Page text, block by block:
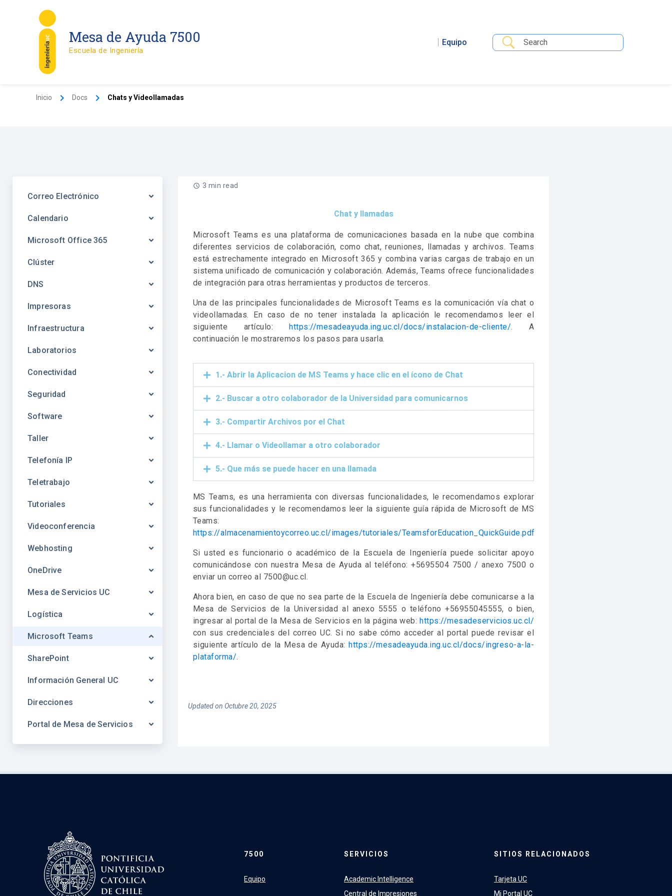
Mesa de Ayuda 7500
Escuela de Ingeniería
Equipo
Inicio Docs Chats y Videollamadas
Correo Electrónico
Calendario
Microsoft Office 365
Clúster
DNS
Impresoras
Infraestructura
Laboratorios
Conectividad
Seguridad
Software
Taller
Telefonía IP
Teletrabajo
Tutoriales
Videoconferencia
Webhosting
OneDrive
Mesa de Servicios UC
Logística
Microsoft Teams
SharePoint
Información General UC
Direcciones
Portal de Mesa de Servicios
3 min read
Chat y llamadas
Microsoft Teams es una plataforma de comunicaciones basada en la nube que combina
diferentes servicios de colaboración, como chat, reuniones, llamadas y archivos. Teams
está estrechamente integrado en Microsoft 365 y combina varias cargas de trabajo en un
sistema unificado de comunicación y colaboración. Además, Teams ofrece funcionalidades
de integración para otras herramientas y productos de terceros.
Una de las principales funcionalidades de Microsoft Teams es la comunicación vía chat o
videollamadas. En caso de no tener instalada la aplicación le recomendamos leer el
siguiente artículo:https://mesadeayuda.ing.uc.cl/docs/instalacion-de-cliente/. A
continuación le mostraremos los pasos para usarla.
1.- Abrir la Aplicacion de MS Teams y hace clic en el ícono de Chat
2.- Buscar a otro colaborador de la Universidad para comunicarnos
3.- Compartir Archivos por el Chat
4.- Llamar o Videollamar a otro colaborador
5.- Que más se puede hacer en una llamada
MS Teams, es una herramienta con diversas funcionalidades, le recomendamos explorar
sus funcionalidades y le recomendamos leer la siguiente guía rápida de Microsoft de MS
Teams:
https://almacenamientoycorreo.uc.cl/images/tutoriales/TeamsforEducation_QuickGuide.pdf
Si usted es funcionario o académico de la Escuela de Ingeniería puede solicitar apoyo
comunicándose con nuestra Mesa de Ayuda al teléfono: +5695504 7500 / anexo 7500 o
enviar un correo al 7500@uc.cl.
Ahora bien, en caso de que no sea parte de la Escuela de Ingeniería debe comunicarse a la
Mesa de Servicios de la Universidad al anexo 5555 o teléfono +56955045555, o bien,
ingresar al portal de la Mesa de Servicios en la página web:https://mesadeservicios.uc.cl/
con sus credenciales del correo UC. Si no sabe cómo acceder al portal puede revisar el
siguiente artículo de la Mesa de Ayuda:https://mesadeayuda.ing.uc.cl/docs/ingreso-a-la-
plataforma/.
Updated on Octubre 20, 2025
7500
Equipo
SERVICIOS
Academic Intelligence
Central de Impresiones
SITIOS RELACIONADOS
Tarjeta UC
Mi Portal UC